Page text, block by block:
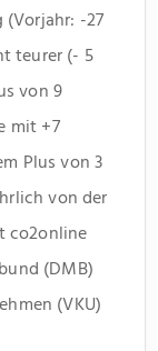
-27
teurer (- 5
von 9
mit +7
Plus von 3
von der
co2online
(DMB)
(VKU)